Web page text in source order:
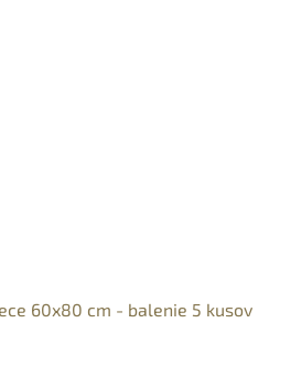
60x80 cm - balenie 5 kusov